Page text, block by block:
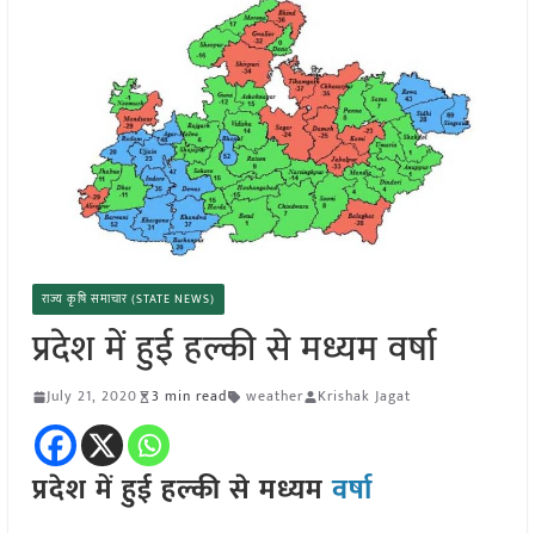
राज्य कृषि समाचार (STATE NEWS)
प्रदेश में हुई हल्की से मध्यम वर्षा
July 21, 2020 3 min read weather Krishak Jagat
प्रदेश में हुई हल्की से मध्यमवर्षा